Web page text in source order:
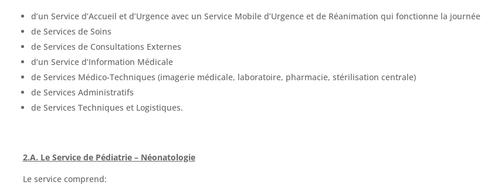
d’un Service d’Accueil et d’Urgence avec un Service Mobile d’Urgence et de Réanimation qui fonctionne la journée
de Services de Soins
de Services de Consultations Externes
d’un Service d’Information Médicale
de Services Médico-Techniques (imagerie médicale, laboratoire, pharmacie, stérilisation centrale)
de Services Administratifs
de Services Techniques et Logistiques.
2.A. Le Service de Pédiatrie – Néonatologie
Le service comprend: